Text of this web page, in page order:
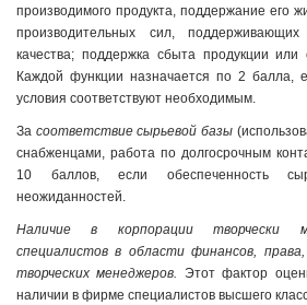
производимого продукта, поддержание его
производительных сил, поддерживающих
качества; поддержка сбыта продукции или
Каждой функции назначается по 2 балла,
условия соответствуют необходимым.
За соответствие сырьевой базы
снабженцами, работа по долгосрочным
10 баллов, если обеспеченность
неожиданностей.
Наличие в корпорации творчески
специалистов в области финансов,
творческих менеджеров. Этот фактор
наличии в фирме специалистов высшего